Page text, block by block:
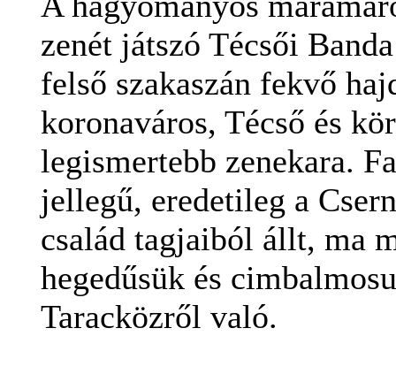
zenét játszó Técsői
felső szakaszán fekvő
koronaváros, Técső és
legismertebb zenekara.
jellegű, eredetileg a
család tagjaiból állt, ma
hegedűsük és
Taracközről való.